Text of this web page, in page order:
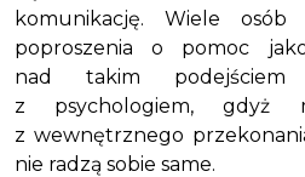
komunikację. Wiele osób
poproszenia o pomoc
nad takim podejściem
z psychologiem, gdyż
z wewnętrznego
nie radzą sobie same.